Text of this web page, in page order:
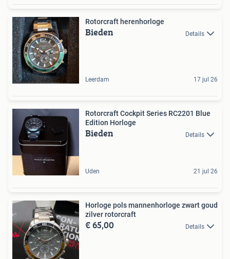
Rotorcraft herenhorloge
Bieden Details
Leerdam 17 jul 26
Rotorcraft Cockpit Series RC2201 Blue
Edition Horloge
Bieden Details
Uden 21 jul 26
Horloge pols mannenhorloge zwart goud
zilver rotorcraft
€ 65,00 Details